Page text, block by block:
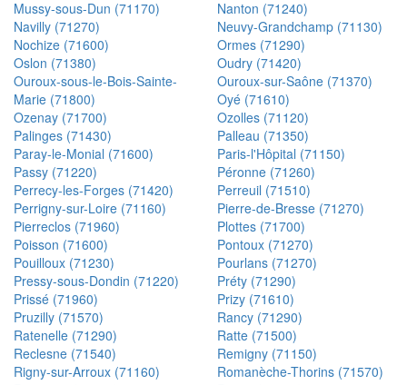
Mussy-sous-Dun (71170)
Nanton (71240)
Navilly (71270)
Neuvy-Grandchamp (71130)
Nochize (71600)
Ormes (71290)
Oslon (71380)
Oudry (71420)
Ouroux-sous-le-Bois-Sainte-
Marie (71800)
Ouroux-sur-Saône (71370)
Oyé (71610)
Ozenay (71700)
Ozolles (71120)
Palinges (71430)
Palleau (71350)
Paray-le-Monial (71600)
Paris-l'Hôpital (71150)
Passy (71220)
Péronne (71260)
Perrecy-les-Forges (71420)
Perreuil (71510)
Perrigny-sur-Loire (71160)
Pierre-de-Bresse (71270)
Pierreclos (71960)
Plottes (71700)
Poisson (71600)
Pontoux (71270)
Pouilloux (71230)
Pourlans (71270)
Pressy-sous-Dondin (71220)
Préty (71290)
Prissé (71960)
Prizy (71610)
Pruzilly (71570)
Rancy (71290)
Ratenelle (71290)
Ratte (71500)
Reclesne (71540)
Remigny (71150)
Rigny-sur-Arroux (71160)
Romanèche-Thorins (71570)